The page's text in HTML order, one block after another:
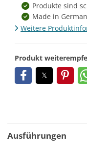
Produkte sind
Made in
Weitere
Produkt
Ausführungen